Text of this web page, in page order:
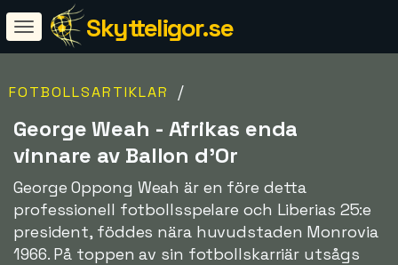
Skytteligor.se
FOTBOLLSARTIKLAR /
George Weah - Afrikas enda
vinnare av Ballon d'Or
George Oppong Weah är en före detta
professionell fotbollsspelare och Liberias 25:e
president, föddes nära huvudstaden Monrovia
1966. På toppen av sin fotbollskarriär utsågs